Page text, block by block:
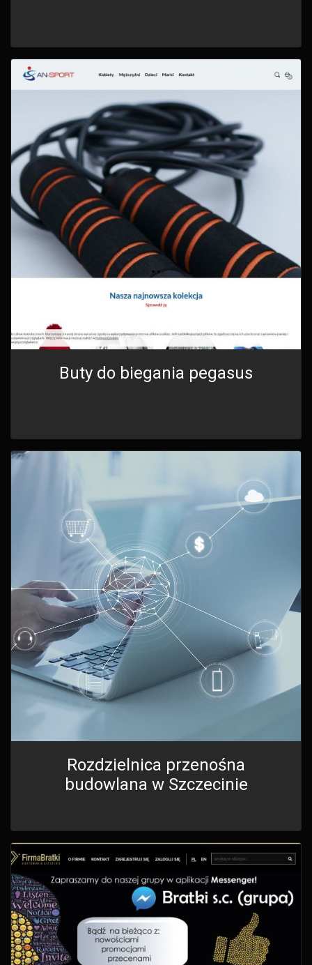
Buty do biegania pegasus
Rozdzielnica przenośna
budowlana w Szczecinie